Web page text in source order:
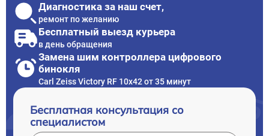
Диагностика за наш счет,
ремонт по желанию
Бесплатный выезд курьера
в день обращения
Замена шим контроллера цифрового
бинокля
Carl Zeiss Victory RF 10x42 от 35 минут
Бесплатная консультация со
специалистом